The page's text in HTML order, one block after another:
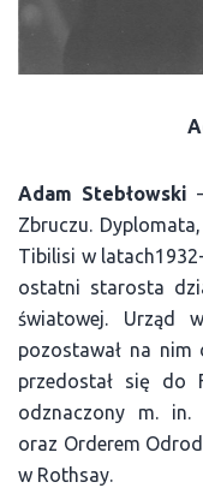
Adam Stebłowski
Zbruczu.
Tibilisi w
ostatni starosta
światowej. Urząd
pozostawał na nim
przedostał się do
odznaczony m. in.
oraz Orderem
w Rothsay.